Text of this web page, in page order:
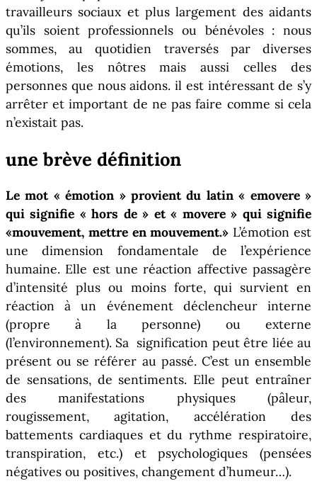
travailleurs sociaux et plus largement des aidants
qu’ils soient professionnels ou bénévoles : nous
sommes, au quotidien traversés par diverses
émotions, les nôtres mais aussi celles des
personnes que nous aidons. il est intéressant de s’y
arrêter et important de ne pas faire comme si cela
n’existait pas.
une brève définition
Le mot « émotion » provient du latin « emovere »
qui signifie « hors de » et « movere » qui signifie
«mouvement, mettre en mouvement.» L’émotion est
une dimension fondamentale de l’expérience
humaine. Elle est une réaction affective passagère
d’intensité plus ou moins forte, qui survient en
réaction à un événement déclencheur interne
(propre à la personne) ou externe
(l’environnement). Sa signification peut être liée au
présent ou se référer au passé. C’est un ensemble
de sensations, de sentiments. Elle peut entraîner
des manifestations physiques (pâleur,
rougissement, agitation, accélération des
battements cardiaques et du rythme respiratoire,
transpiration, etc.) et psychologiques (pensées
négatives ou positives, changement d’humeur…).